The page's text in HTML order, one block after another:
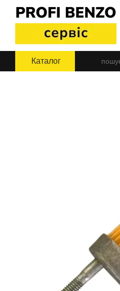
Перейти до основного контенту
Каталог